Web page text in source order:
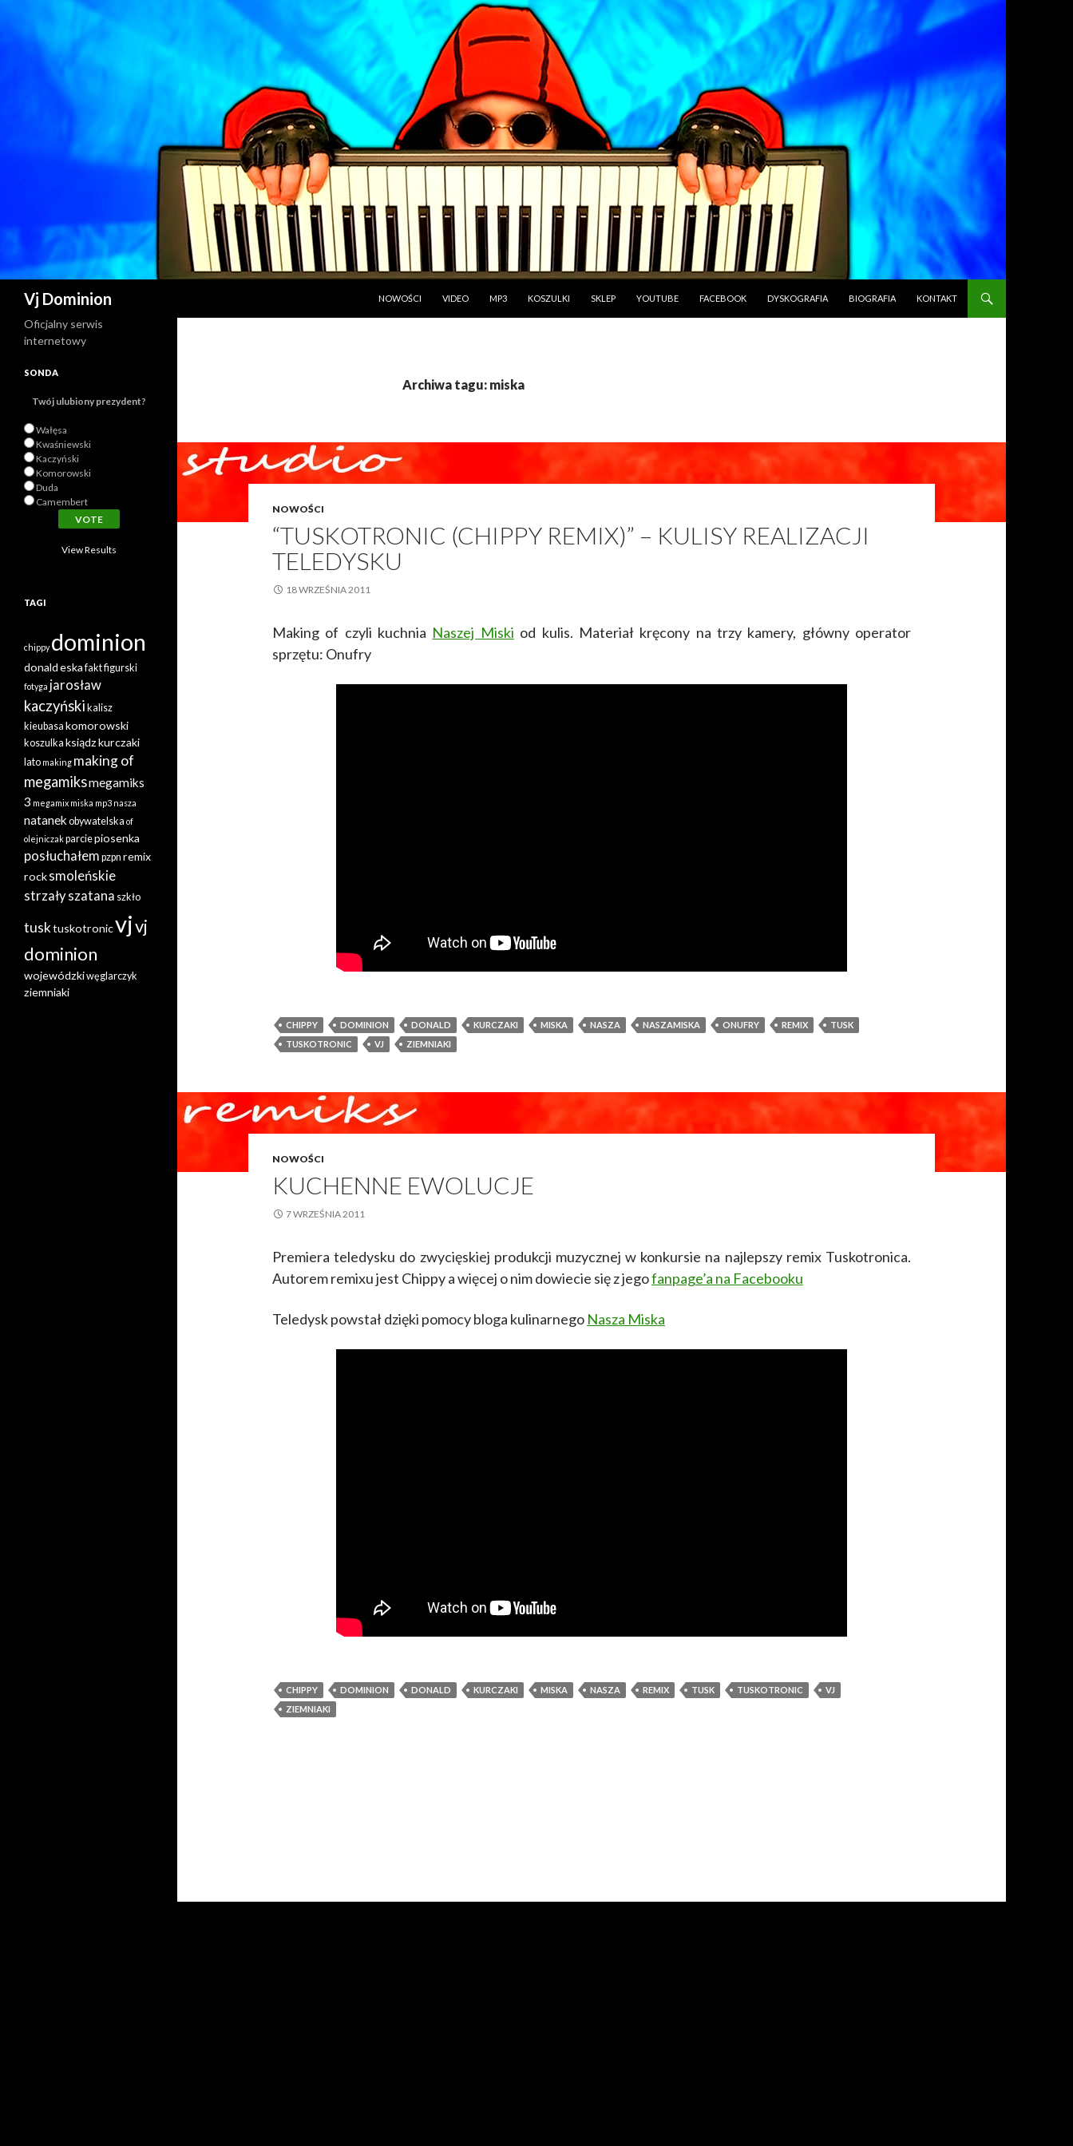
Vj Dominion
Szukaj
NOWOŚCI
VIDEO MP3 KOSZULKI SKLEP YOUTUBE FACEBOOK DYSKOGRAFIA BIOGRAFIA KONTAKT
Archiwa tagu: miska
NOWOŚCI
“TUSKOTRONIC (CHIPPY REMIX)” – KULISY REALIZACJI
TELEDYSKU
18 WRZEŚNIA 2011
Making of czyli kuchnia Naszej Miski od kulis. Materiał kręcony na trzy kamery, główny operator
sprzętu: Onufry
CHIPPY DOMINION DONALD KURCZAKI MISKA NASZA NASZAMISKA ONUFRY REMIX
TUSK
TUSKOTRONIC
VJ ZIEMNIAKI
NOWOŚCI
KUCHENNE EWOLUCJE
7 WRZEŚNIA 2011
Premiera teledysku do zwycięskiej produkcji muzycznej w konkursie na najlepszy remix Tuskotronica.
Autorem remixu jest Chippy a więcej o nim dowiecie się z jegofanpage’a na Facebooku
Teledysk powstał dzięki pomocy bloga kulinarnego Nasza Miska
CHIPPY DOMINION DONALD KURCZAKI MISKA NASZA REMIX TUSK TUSKOTRONIC
VJ
ZIEMNIAKI
Oficjalny serwis
internetowy
SONDA
Twój ulubiony prezydent?
Wałęsa
Kwaśniewski
Kaczyński
Komorowski
Duda
Camembert
View Results
TAGI
chippy dominion
donaldeska faktfigurski
fotyga jarosław
kaczyński kalisz
kieubasa komorowski
koszulka ksiądzkurczaki
lato making making of
megamiksmegamiks
3 megamix miska mp3 nasza
natanek obywatelska of
olejniczakparciepiosenka
posłuchałem pzpn remix
rocksmoleńskie
strzałyszatana szkło
tusktuskotronicvjvj
dominion
wojewódzkiwęglarczyk
ziemniaki